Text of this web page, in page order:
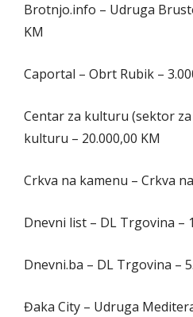
Brotnjo.info – Udruga
KM
Caportal – Obrt Rubik –
Centar za kulturu (sektor
kulturu – 20.000,00 KM
Crkva na kamenu – Crkva
Dnevni list – DL Trgovina –
Dnevni.ba – DL Trgovina –
Đaka City – Udruga